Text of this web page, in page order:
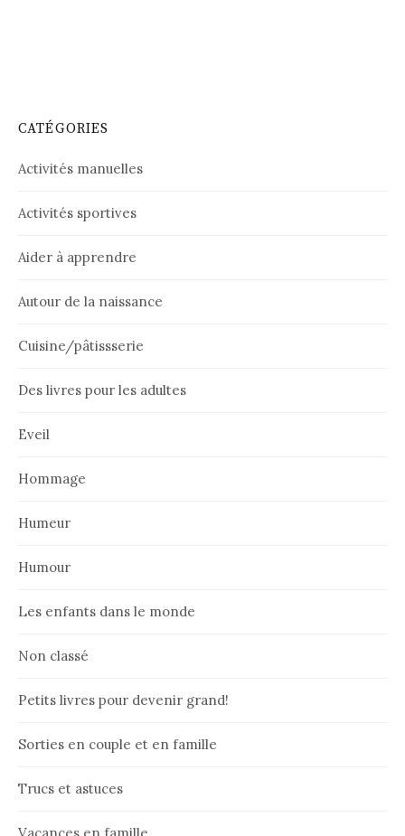
CATÉGORIES
Activités manuelles
Activités sportives
Aider à apprendre
Autour de la naissance
Cuisine/pâtissserie
Des livres pour les adultes
Eveil
Hommage
Humeur
Humour
Les enfants dans le monde
Non classé
Petits livres pour devenir grand!
Sorties en couple et en famille
Trucs et astuces